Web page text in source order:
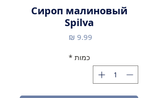
Сироп малиновый
Spilva
כמות *